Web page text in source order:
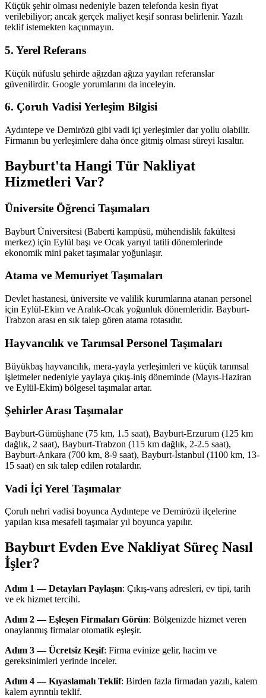
Küçük şehir olması nedeniyle bazen telefonda kesin fiyat
verilebiliyor; ancak gerçek maliyet keşif sonrası belirlenir. Yazılı
teklif istemekten kaçınmayın.
5. Yerel Referans
Küçük nüfuslu şehirde ağızdan ağıza yayılan referanslar
güvenilirdir. Google yorumlarını da inceleyin.
6. Çoruh Vadisi Yerleşim Bilgisi
Aydıntepe ve Demirözü gibi vadi içi yerleşimler dar yollu olabilir.
Firmanın bu yerleşimlere daha önce gitmiş olması süreyi kısaltır.
Bayburt'ta Hangi Tür Nakliyat
Hizmetleri Var?
Üniversite Öğrenci Taşımaları
Bayburt Üniversitesi (Baberti kampüsü, mühendislik fakültesi
merkez) için Eylül başı ve Ocak yarıyıl tatili dönemlerinde
ekonomik mini paket taşımalar yoğunlaşır.
Atama ve Memuriyet Taşımaları
Devlet hastanesi, üniversite ve valilik kurumlarına atanan personel
için Eylül-Ekim ve Aralık-Ocak yoğunluk dönemleridir. Bayburt-
Trabzon arası en sık talep gören atama rotasıdır.
Hayvancılık ve Tarımsal Personel Taşımaları
Büyükbaş hayvancılık, mera-yayla yerleşimleri ve küçük tarımsal
işletmeler nedeniyle yaylaya çıkış-iniş döneminde (Mayıs-Haziran
ve Eylül-Ekim) bölgesel taşımalar artar.
Şehirler Arası Taşımalar
Bayburt-Gümüşhane (75 km, 1.5 saat), Bayburt-Erzurum (125 km
dağlık, 2 saat), Bayburt-Trabzon (115 km dağlık, 2-2.5 saat),
Bayburt-Ankara (700 km, 8-9 saat), Bayburt-İstanbul (1100 km, 13-
15 saat) en sık talep edilen rotalardır.
Vadi İçi Yerel Taşımalar
Çoruh nehri vadisi boyunca Aydıntepe ve Demirözü ilçelerine
yapılan kısa mesafeli taşımalar yıl boyunca yapılır.
Bayburt Evden Eve Nakliyat Süreç Nasıl
İşler?
Adım 1 — Detayları Paylaşın: Çıkış-varış adresleri, ev tipi, tarih
ve ek hizmet tercihi.
Adım 2 — Eşleşen Firmaları Görün: Bölgenizde hizmet veren
onaylanmış firmalar otomatik eşleşir.
Adım 3 — Ücretsiz Keşif: Firma evinize gelir, hacim ve
gereksinimleri yerinde inceler.
Adım 4 — Kıyaslamalı Teklif: Birden fazla firmadan yazılı, kalem
kalem ayrıntılı teklif.